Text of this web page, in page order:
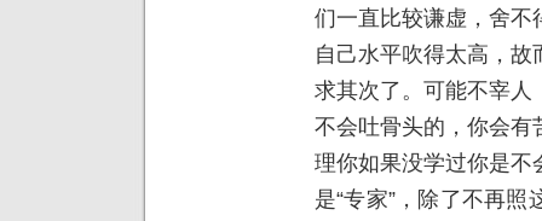
们一直比较谦虚，舍不
自己水平吹得太高，
求其次了。可能不宰人
不会吐骨头的，你会有
理你如果没学过你是不
是“专家”，除了不再